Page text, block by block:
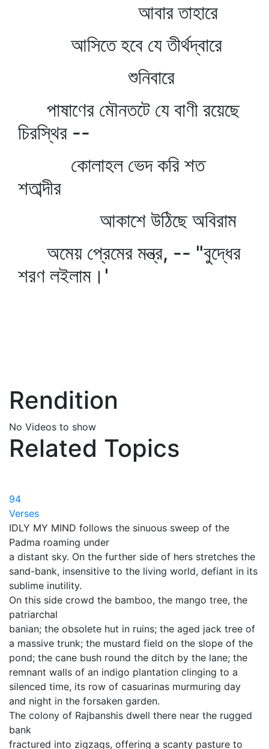
আবার তাহারে
আসিতে হবে যে তীর্থদ্বারে
শুনিবারে
পাষাণের মৌনতটে যে বাণী রয়েছে
চিরস্থির --
কোলাহল ভেদ করি শত
শতাব্দীর
আকাশে উঠিছে অবিরাম
অমেয় প্রেমের মন্ত্র, -- "বুদ্ধের
শরণ লইলাম।'
Rendition
No Videos to show
Related Topics
94
Verses
IDLY MY MIND follows the sinuous sweep of the
Padma roaming under
a distant sky. On the further side of hers stretches the
sand-bank, insensitive to the living world, defiant in its
sublime inutility.
On this side crowd the bamboo, the mango tree, the
patriarchal
banian; the obsolete hut in ruins; the aged jack tree of
a massive trunk; the mustard field on the slope of the
pond; the cane bush round the ditch by the lane; the
remnant walls of an indigo plantation clinging to a
silenced time, its row of casuarinas murmuring day
and night in the forsaken garden.
The colony of Rajbanshis dwell there near the rugged
bank
fractured into zigzags, offering a scanty pasture to